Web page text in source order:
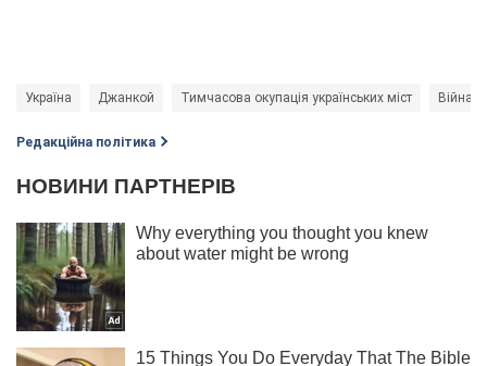
Україна Джанкой Тимчасова окупація українських міст Війна в
Редакційна політика